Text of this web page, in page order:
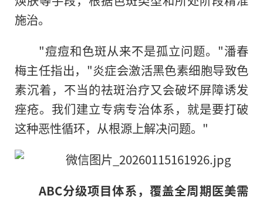
施治。
"痘痘和色斑从来不是孤立问题。"潘春
梅主任指出，"炎症会激活黑色素细胞导致色
素沉着，不当的祛斑治疗又会破坏屏障诱发
痤疮。我们建立专病专治体系，就是要打破
这种恶性循环，从根源上解决问题。"
ABC分级项目体系，覆盖全周期医美需